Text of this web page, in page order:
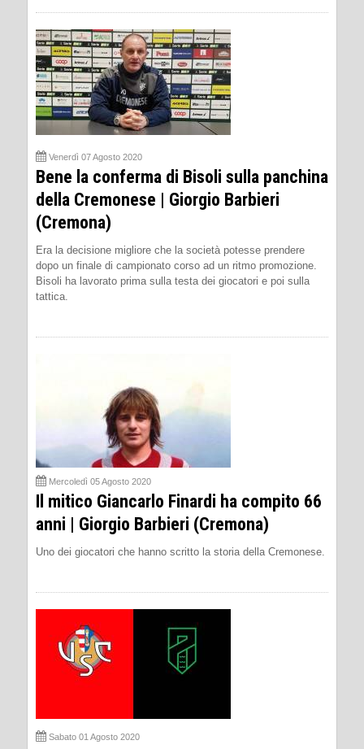
Venerdì 07 Agosto 2020
Bene la conferma di Bisoli sulla panchina
della Cremonese | Giorgio Barbieri
(Cremona)
Era la decisione migliore che la società potesse prendere
dopo un finale di campionato corso ad un ritmo promozione.
Bisoli ha lavorato prima sulla testa dei giocatori e poi sulla
tattica.
Mercoledì 05 Agosto 2020
Il mitico Giancarlo Finardi ha compito 66
anni | Giorgio Barbieri (Cremona)
Uno dei giocatori che hanno scritto la storia della Cremonese.
Sabato 01 Agosto 2020